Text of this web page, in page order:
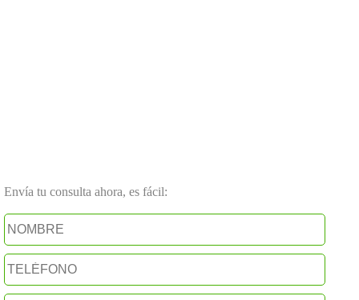
Envía tu consulta ahora, es fácil: